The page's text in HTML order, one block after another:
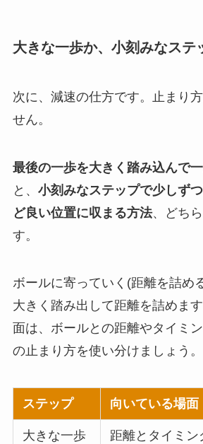
大きな一歩か、小刻みなステ
次に、減速の仕方です。止まり
せん。
最後の一歩を大きく踏み込んで
と、 小刻みなステップで少しず
ど良い位置に収まる方法、どち
す。
ボールに寄っていく(距離を詰め
大きく踏み出して距離を詰めま
面は、ボールとの距離やタイミ
の止まり方を使い分けましょう。
ステップ 向いている場面
大きな一歩
距離とタイミン